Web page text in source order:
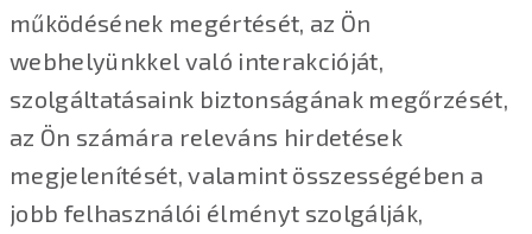
működésének megértését, az Ön
webhelyünkkel való interakcióját,
szolgáltatásaink biztonságának megőrzését,
az Ön számára releváns hirdetések
megjelenítését, valamint összességében a
jobb felhasználói élményt szolgálják,